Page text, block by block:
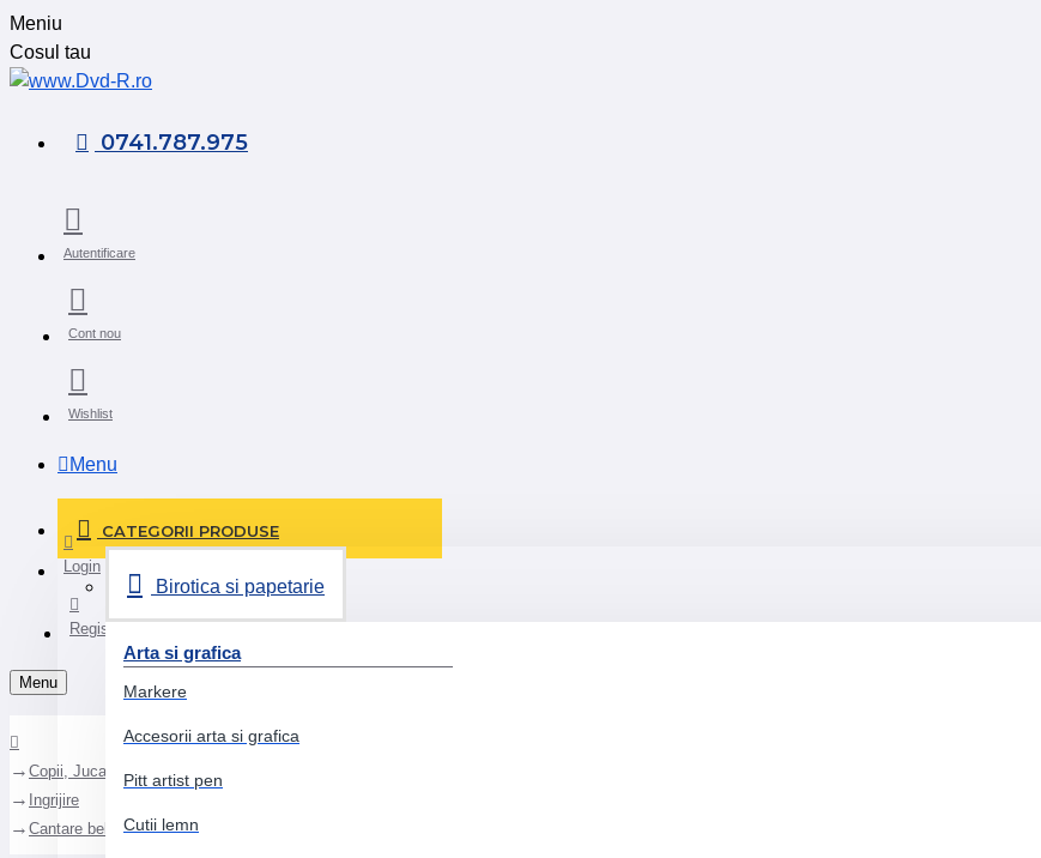
Meniu
Cosul tau
0741.787.975
Autentificare
Cont nou
Wishlist
Menu
CATEGORII PRODUSE
Birotica si papetarie
Arta si grafica
Markere
Accesorii arta si grafica
Pitt artist pen
Cutii lemn
Login
Register
Menu
Copii, Jucarii, Bebe
Ingrijire
Cantare bebelusi